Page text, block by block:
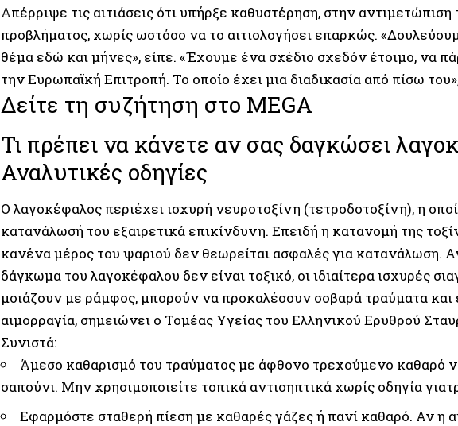
Απέρριψε τις αιτιάσεις ότι υπήρξε καθυστέρηση, στην αντιμετώπιση
προβλήματος, χωρίς ωστόσο να το αιτιολογήσει επαρκώς.
θέμα εδώ και μήνες», είπε. «Έχουμε ένα σχέδιο σχεδόν έτοιμο, να
την Ευρωπαϊκή Επιτροπή. Το οποίο έχει μια διαδικασία από πίσω
Δείτε τη συζήτηση στο MEGA
Τι πρέπει να κάνετε αν σας δαγκώσει
Αναλυτικές οδηγίες
Ο λαγοκέφαλος περιέχει ισχυρή νευροτοξίνη (τετροδοτοξίνη), η
κατανάλωσή του εξαιρετικά επικίνδυνη. Επειδή η κατανομή της
κανένα μέρος του ψαριού δεν θεωρείται ασφαλές για κατανάλωση.
δάγκωμα του λαγοκέφαλου δεν είναι τοξικό, οι ιδιαίτερα ισχυρές
μοιάζουν με ράμφος, μπορούν να προκαλέσουν σοβαρά τραύματα και
αιμορραγία, σημειώνει ο Τομέας Υγείας του Ελληνικού Ερυθρού
Συνιστά:
Άμεσο καθαρισμό του τραύματος με άφθονο τρεχούμενο καθαρό
σαπούνι. Μην χρησιμοποιείτε τοπικά αντισηπτικά χωρίς οδηγία
Εφαρμόστε σταθερή πίεση με καθαρές γάζες ή πανί καθαρό. Αν η